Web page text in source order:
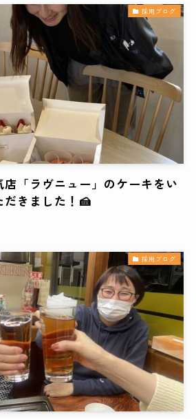
採用ブログ
「ラヴニュー」のケーキをい
だきました！🍰
採用ブログ